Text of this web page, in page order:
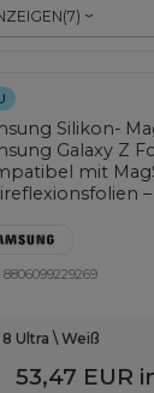
(7)
Silikon-
Galaxy Z
mit
8806099229269
Ultra \ Weiß
53,47 EUR